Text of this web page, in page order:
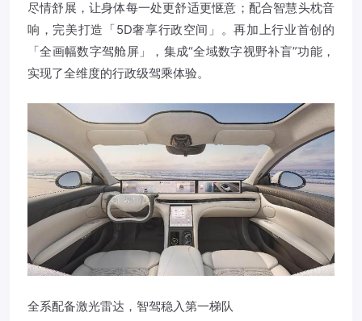
尽情舒展，让身体每一处更舒适更惬意；配合智慧头枕音
响，完美打造「5D奢享行政空间」。再加上行业首创的
「全画幅数字驾舱屏」，集成“全域数字视野补盲”功能，
实现了全维度的行政级驾乘体验。
全系配备激光雷达，智驾稳入第一梯队